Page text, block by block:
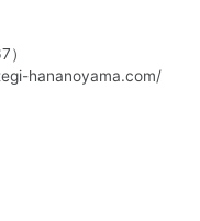
hananoyama.com/